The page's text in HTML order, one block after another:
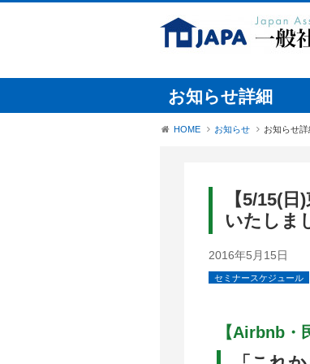
お知らせ詳細
HOME お知らせ お知らせ詳
【5/15(
いたしま
2016年5月15日
セミナースケジュール
【Airbnb・